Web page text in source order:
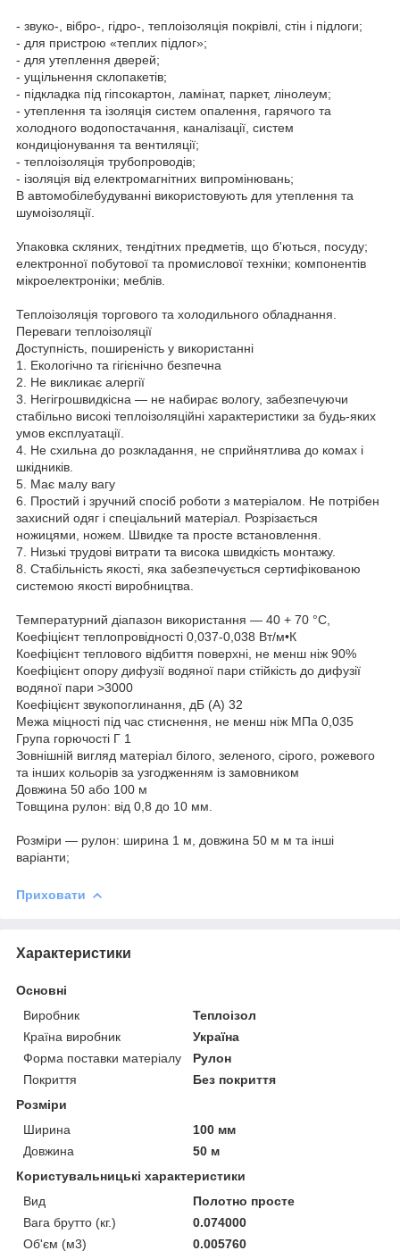
- звуко-, вібро-, гідро-, теплоізоляція покрівлі, стін і підлоги;
- для пристрою «теплих підлог»;
- для утеплення дверей;
- ущільнення склопакетів;
- підкладка під гіпсокартон, ламінат, паркет, лінолеум;
- утеплення та ізоляція систем опалення, гарячого та
холодного водопостачання, каналізації, систем
кондиціонування та вентиляції;
- теплоізоляція трубопроводів;
- ізоляція від електромагнітних випромінювань;
В автомобілебудуванні використовують для утеплення та
шумоізоляції.
Упаковка скляних, тендітних предметів, що б'ються, посуду;
електронної побутової та промислової техніки; компонентів
мікроелектроніки; меблів.
Теплоізоляція торгового та холодильного обладнання.
Переваги теплоізоляції
Доступність, поширеність у використанні
1. Екологічно та гігієнічно безпечна
2. Не викликає алергії
3. Негігрошвидкісна — не набирає вологу, забезпечуючи
стабільно високі теплоізоляційні характеристики за будь-яких
умов експлуатації.
4. Не схильна до розкладання, не сприйнятлива до комах і
шкідників.
5. Має малу вагу
6. Простий і зручний спосіб роботи з матеріалом. Не потрібен
захисний одяг і спеціальний матеріал. Розрізається
ножицями, ножем. Швидке та просте встановлення.
7. Низькі трудові витрати та висока швидкість монтажу.
8. Стабільність якості, яка забезпечується сертифікованою
системою якості виробництва.
Температурний діапазон використання — 40 + 70 °C,
Коефіцієнт теплопровідності 0,037-0,038 Вт/м•К
Коефіцієнт теплового відбиття поверхні, не менш ніж 90%
Коефіцієнт опору дифузії водяної пари стійкість до дифузії
водяної пари >3000
Коефіцієнт звукопоглинання, дБ (А) 32
Межа міцності під час стиснення, не менш ніж МПа 0,035
Група горючості Г 1
Зовнішній вигляд матеріал білого, зеленого, сірого, рожевого
та інших кольорів за узгодженням із замовником
Довжина 50 або 100 м
Товщина рулон: від 0,8 до 10 мм.
Розміри — рулон: ширина 1 м, довжина 50 м м та інші
варіанти;
Приховати
Характеристики
Основні
Виробник
Теплоізол
Країна виробник
Україна
Форма поставки матеріалу
Рулон
Покриття
Без покриття
Розміри
Ширина
100 мм
Довжина
50 м
Користувальницькі характеристики
Вид
Полотно просте
Вага брутто (кг.)
0.074000
Об'єм (м3)
0.005760